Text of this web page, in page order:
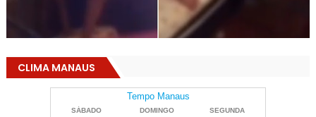
CLIMA MANAUS